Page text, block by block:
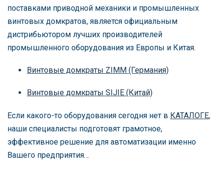
поставками приводной механики и промышленных
винтовых домкратов, является официальным
дистрибьютором лучших производителей
промышленного оборудования из Европы и Китая.
Винтовые домкраты ZIMM (Германия)
Винтовые домкраты SIJIE (Китай)
Если какого-то оборудования сегодня нет в КАТАЛОГЕ,
наши специалисты подготовят грамотное,
эффективное решение для автоматизации именно
Вашего предприятия…